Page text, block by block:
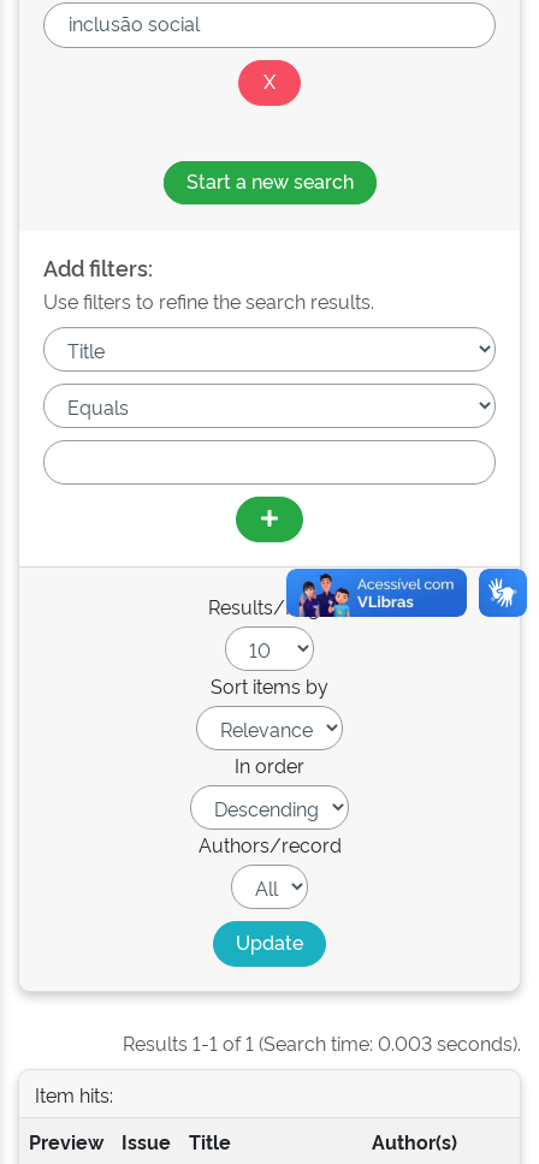
Start a new search
Add filters:
Use filters to refine the search results.
Results/Page
Sort items by
In order
Authors/record
Results 1-1 of 1 (Search time: 0.003 seconds).
Item hits:
Preview
Issue
Title Author(s)